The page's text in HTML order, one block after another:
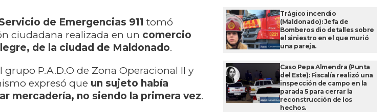
de Emergencias 911 tomó
ciudadana realizada en un comercio
de la ciudad de Maldonado.
P.A.D.O de Zona Operacional II y
expresó que un sujeto había
mercadería, no siendo la primera vez.
Trágico incendio
(Maldonado): Jefa de
Bomberos dio detalles sobre
el siniestro en el que murió
una pareja.
Caso Pepa Almendra (Punta
del Este): Fiscalía realizó una
inspección de campo en la
parada 5 para cerrar la
reconstrucción de los
hechos.